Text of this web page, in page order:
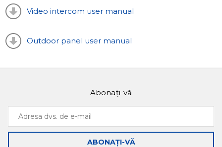
Video intercom user manual
Outdoor panel user manual
Abonați-vă
Adresa
dvs.
de
ABONAȚI-VĂ